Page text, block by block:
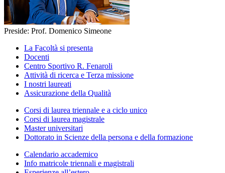
Preside: Prof. Domenico Simeone
La Facoltà si presenta
Docenti
Centro Sportivo R. Fenaroli
Attività di ricerca e Terza missione
I nostri laureati
Assicurazione della Qualità
Corsi di laurea triennale e a ciclo unico
Corsi di laurea magistrale
Master universitari
Dottorato in Scienze della persona e della formazione
Calendario accademico
Info matricole triennali e magistrali